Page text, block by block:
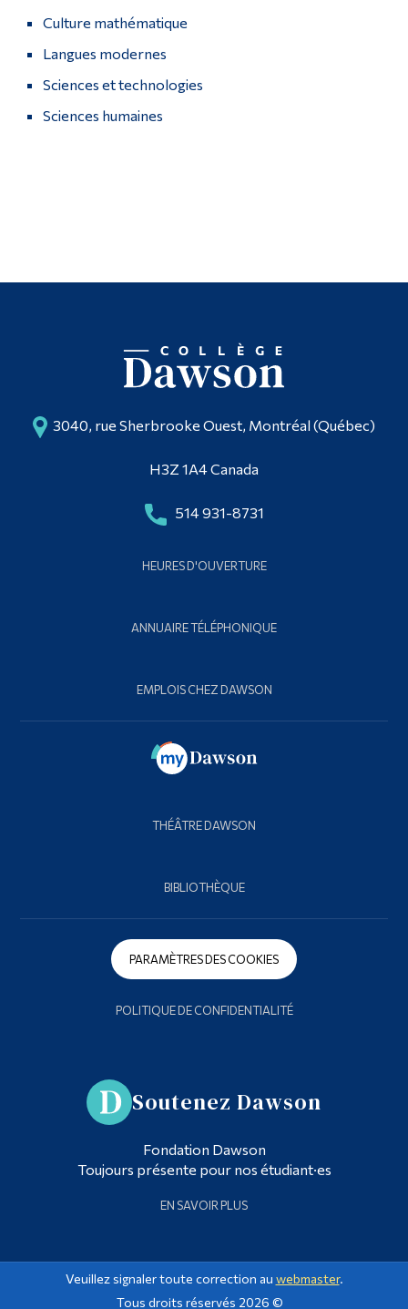
Poursuivre la lecture
Culture mathématique
Langues modernes
Sciences et technologies
Sciences humaines
3040, rue Sherbrooke Ouest, Montréal (Québec)
H3Z 1A4 Canada
514 931-8731
HEURES D'OUVERTURE
ANNUAIRE TÉLÉPHONIQUE
EMPLOIS CHEZ DAWSON
THÉÂTRE DAWSON
BIBLIOTHÈQUE
PARAMÈTRES DES COOKIES
POLITIQUE DE CONFIDENTIALITÉ
Soutenez Dawson
Fondation Dawson
Toujours présente pour nos étudiant·es
EN SAVOIR PLUS
Veuillez signaler toute correction au webmaster.
Tous droits réservés 2026 ©
personnel administratif